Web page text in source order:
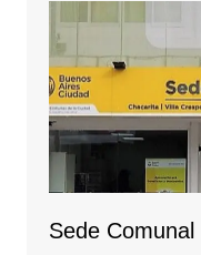
Sede Comunal